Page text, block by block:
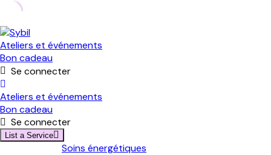
Skip
to
content
Ateliers et événements
Bon cadeau
Se connecter
Ateliers et événements
Bon cadeau
Se connecter
List a Service
Soins énergétiques